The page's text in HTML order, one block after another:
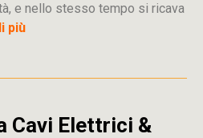
e nello stesso tempo si ricava
più
Cavi Elettrici &